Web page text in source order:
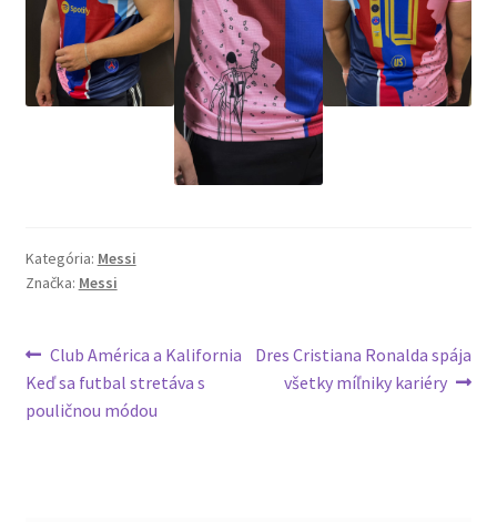
Kategória: Messi
Značka: Messi
Navigácia
v
Predchádzajúci
článok:
Club América a Kalifornia
Keď sa futbal stretáva s
pouličnou módou
Nasledujúci
článok:
Dres Cristiana Ronalda spája
všetky míľniky kariéry